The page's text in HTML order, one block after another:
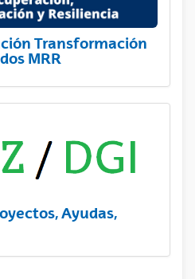
Transformación
MRR
Ayudas,